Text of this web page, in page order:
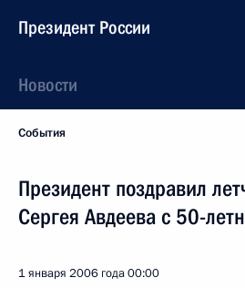
Президент России
Новости
События
Президент поздравил
Сергея Авдеева с 50-
1 января 2006 года00:00